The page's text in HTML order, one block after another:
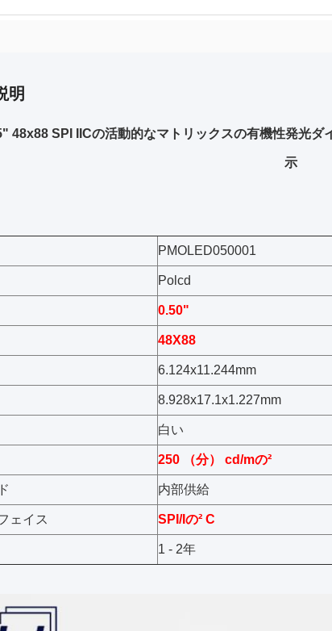
明
48x88 SPI IICの活動的なマトリックスの有機性発光
示
PMOLED050001
Polcd
0.50"
48X88
6.124x11.244mm
8.928x17.1x1.227mm
白い
250 （分） cd/mの²
内部供給
ェイス SPI/Iの² C
1 - 2年